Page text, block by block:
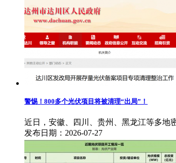
警惕！800多个光伏项目将被清理“出局”！
近日，安徽、四川、贵州、黑龙江等多地
发布日期：2026-07-27